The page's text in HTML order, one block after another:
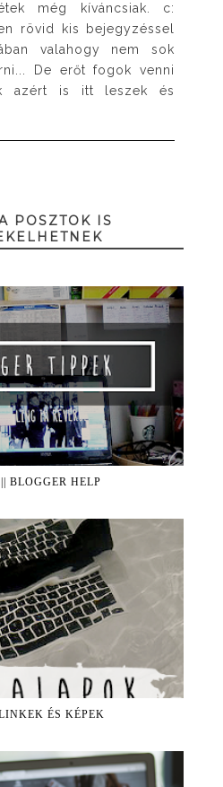
még kíváncsiak. c:
rövid kis bejegyzéssel
valahogy nem sok
De erőt fogok venni
azért is itt leszek és
POSZTOK IS
BLOGGER HELP
ÉS KÉPEK